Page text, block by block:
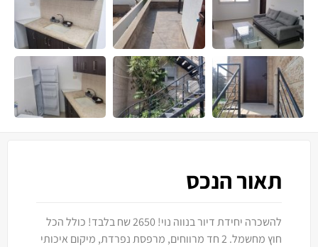
תאור הנכס
להשכרה יחידת דיור בנווה נוי! 2650 שח בלבד! כולל הכל
חוץ מחשמל. 2 חד מרווחים, מרפסת נפרדת, מיקום איכותי